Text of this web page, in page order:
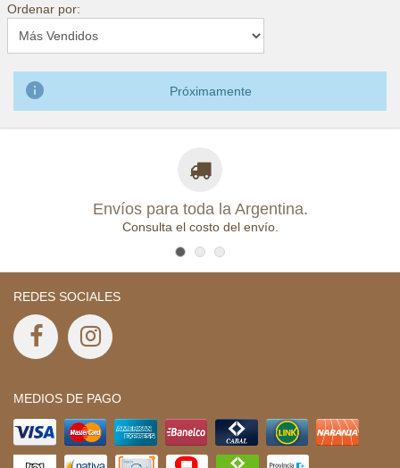
Ordenar por:
 Próximamente
Envíos para toda la Argentina.
Consulta el costo del envío.
REDES SOCIALES
MEDIOS DE PAGO